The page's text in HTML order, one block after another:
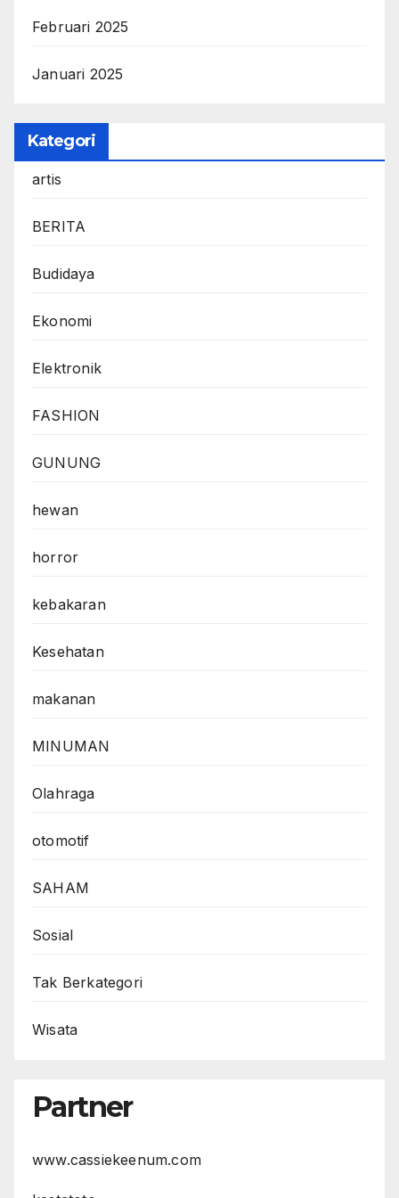
Februari 2025
Januari 2025
Kategori
artis
BERITA
Budidaya
Ekonomi
Elektronik
FASHION
GUNUNG
hewan
horror
kebakaran
Kesehatan
makanan
MINUMAN
Olahraga
otomotif
SAHAM
Sosial
Tak Berkategori
Wisata
Partner
www.cassiekeenum.com